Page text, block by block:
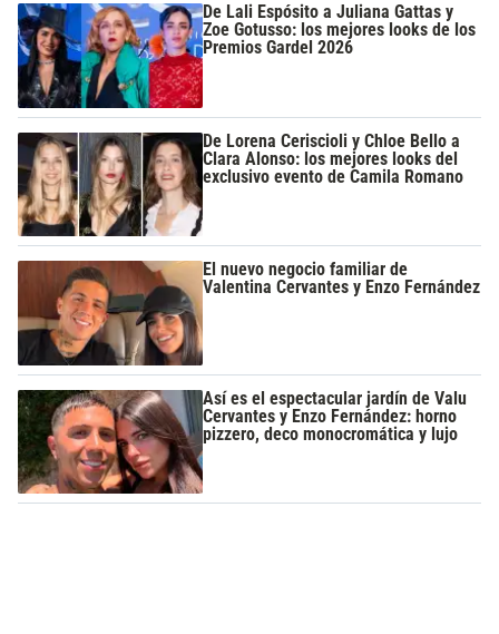
De Lali Espósito a Juliana Gattas y
Zoe Gotusso: los mejores looks de los
Premios Gardel 2026
De Lorena Ceriscioli y Chloe Bello a
Clara Alonso: los mejores looks del
exclusivo evento de Camila Romano
El nuevo negocio familiar de
Valentina Cervantes y Enzo Fernández
Así es el espectacular jardín de Valu
Cervantes y Enzo Fernández: horno
pizzero, deco monocromática y lujo